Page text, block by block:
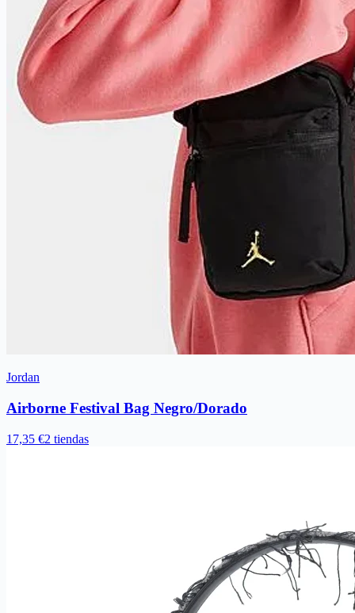
Jordan
Airborne Festival Bag Negro/Dorado
17,35 €2 tiendas